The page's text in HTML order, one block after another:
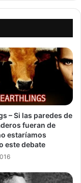
– Si las paredes de
fueran de
estaríamos
este debate